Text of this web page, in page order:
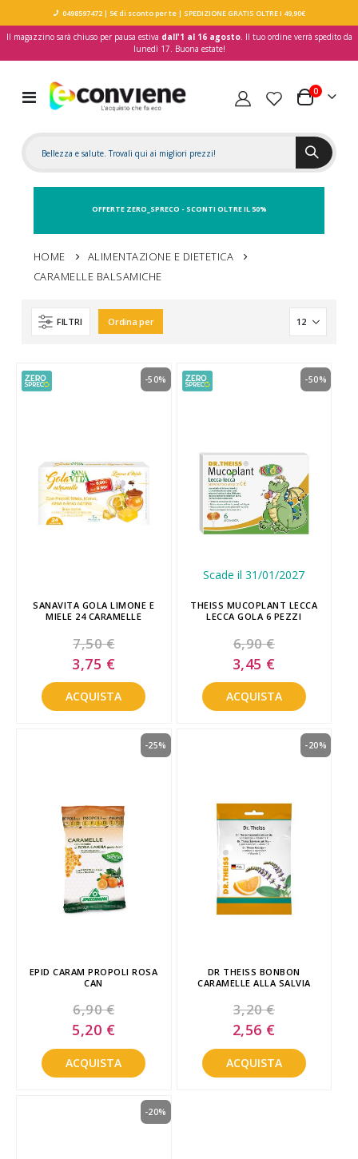
0498597472| 5€ di sconto per te| SPEDIZIONE GRATIS OLTRE I 49,90€
Il magazzino sarà chiuso per pausa estiva dall'1 al 16 agosto. Il tuo ordine verrà spedito da
lunedì 17. Buona estate!
Toggle
Nav
Carrello
0elementi
OFFERTE ZERO_SPRECO - SCONTI OLTRE IL 50%
HOME
ALIMENTAZIONE E DIETETICA
CARAMELLE BALSAMICHE
FILTRI Ordina per
SANAVITA GOLA LIMONE E
MIELE 24 CARAMELLE
7,50 €
-50%
Special
Price
3,75 €
ACQUISTA
Scade il 31/01/2027
THEISS MUCOPLANT LECCA
LECCA GOLA 6 PEZZI
6,90 €
-50%
Special
Price
3,45 €
ACQUISTA
EPID CARAM PROPOLI ROSA
CAN
6,90 €
-25%
Special
Price
5,20 €
ACQUISTA
DR THEISS BONBON
CARAMELLE ALLA SALVIA
3,20 €
-20%
Special
Price
2,56 €
ACQUISTA
-20%